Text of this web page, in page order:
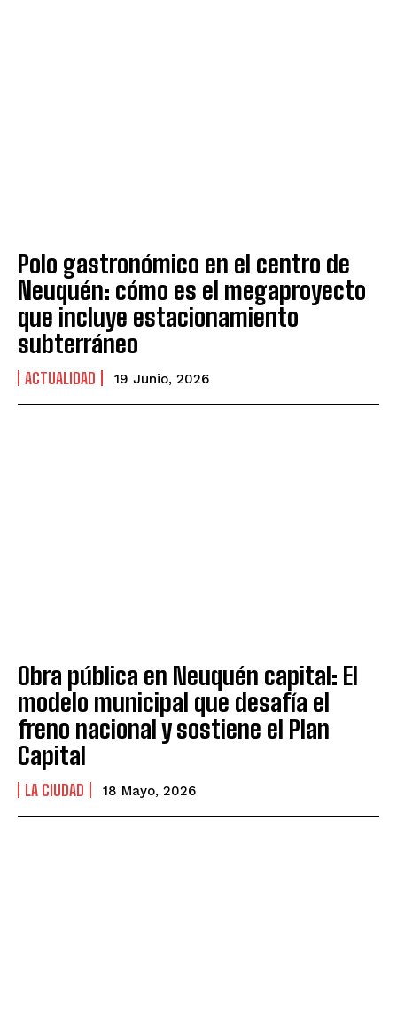
Polo gastronómico en el centro de
Neuquén: cómo es el megaproyecto
que incluye estacionamiento
subterráneo
ACTUALIDAD 19 Junio, 2026
Obra pública en Neuquén capital: El
modelo municipal que desafía el
freno nacional y sostiene el Plan
Capital
LA CIUDAD 18 Mayo, 2026